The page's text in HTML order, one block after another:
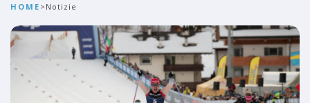
HOME > Notizie